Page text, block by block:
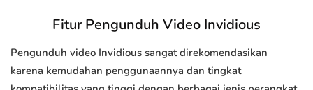
Fitur Pengunduh Video Invidious
Pengunduh video Invidious sangat direkomendasikan
karena kemudahan penggunaannya dan tingkat